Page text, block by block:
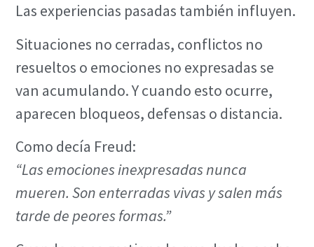
Las experiencias pasadas también influyen.
Situaciones no cerradas, conflictos no
resueltos o emociones no expresadas se
van acumulando. Y cuando esto ocurre,
aparecen bloqueos, defensas o distancia.
Como decía Freud:
“Las emociones inexpresadas nunca
mueren. Son enterradas vivas y salen más
tarde de peores formas.”